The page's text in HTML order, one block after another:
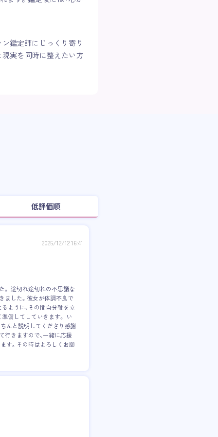
鑑定師にじっくり寄り
実を同時に整えたい方
低評価順
2025/12/12 16:41
。 途切れ途切れの不思議な
ました。彼女が体調不良で
ように、その間自分軸を立
備してしていきます。 い
んと説明してくださり感謝
行きますので、一緒に応援
す。その時はよろしくお願